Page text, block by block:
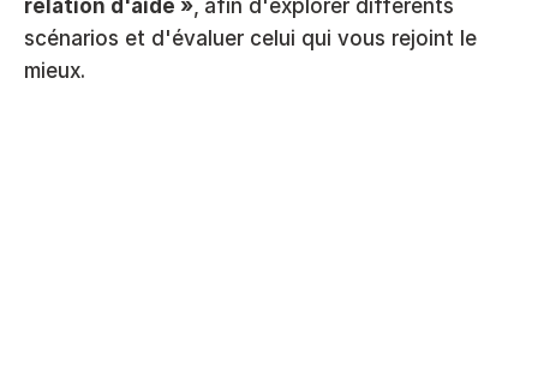
relation d'aide » afin d'explorer différents
scénarios et d'évaluer celui qui vous rejoint le
mieux.